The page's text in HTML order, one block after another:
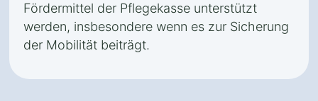
Fördermittel der Pflegekasse unterstützt
werden, insbesondere wenn es zur Sicherung
der Mobilität beiträgt.